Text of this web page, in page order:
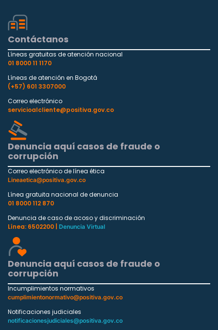
Contáctanos
Líneas gratuitas de atención nacional
01 8000 11 1170
Líneas de atención en Bogotá
(+57) 601 3307000
Correo electrónico
servicioalcliente@positiva.gov.co
Denuncia aquí casos de fraude o
corrupción
Correo electrónico de línea ética
Lineaetica@positiva.gov.co
Línea gratuita nacional de denuncia
01 8000 112 870
Denuncia de caso de acoso y discriminación
Línea: 6502200 |
Denuncia Virtual
Denuncia aquí casos de fraude o
corrupción
Incumplimientos normativos
cumplimientonormativo@positiva.gov.co
Notificaciones judiciales
notificacionesjudiciales@positiva.gov.co